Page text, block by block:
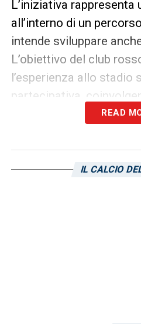
L’iniziativa rappresenta
all’interno di un
intende sviluppare
L’obiettivo del club
l’esperienza allo stadio
partecipativa,
READ
IL CALCIO